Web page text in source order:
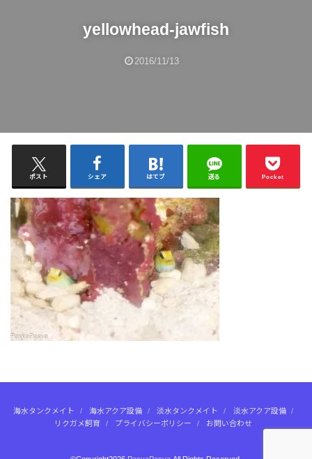
yellowhead-jawfish
2016/11/13
ポスト シェア はてブ 送る Pocket
海水タンクメイト 海水アクア設備 淡水タンクメイト
淡水アクア設備
リクガメ飼育
プライバシーポリシー お問い合わせ